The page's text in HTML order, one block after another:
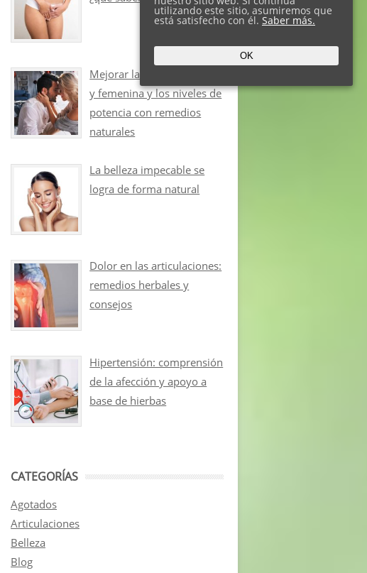
Mejorar la libido masculina
y femenina y los niveles de
potencia con remedios
naturales
La belleza impecable se
logra de forma natural
Dolor en las articulaciones:
remedios herbales y
consejos
Hipertensión: comprensión
de la afección y apoyo a
base de hierbas
CATEGORÍAS
Agotados
Articulaciones
Belleza
Blog
utilizando este sitio, asumiremos que
está satisfecho con él. Saber más.
OK